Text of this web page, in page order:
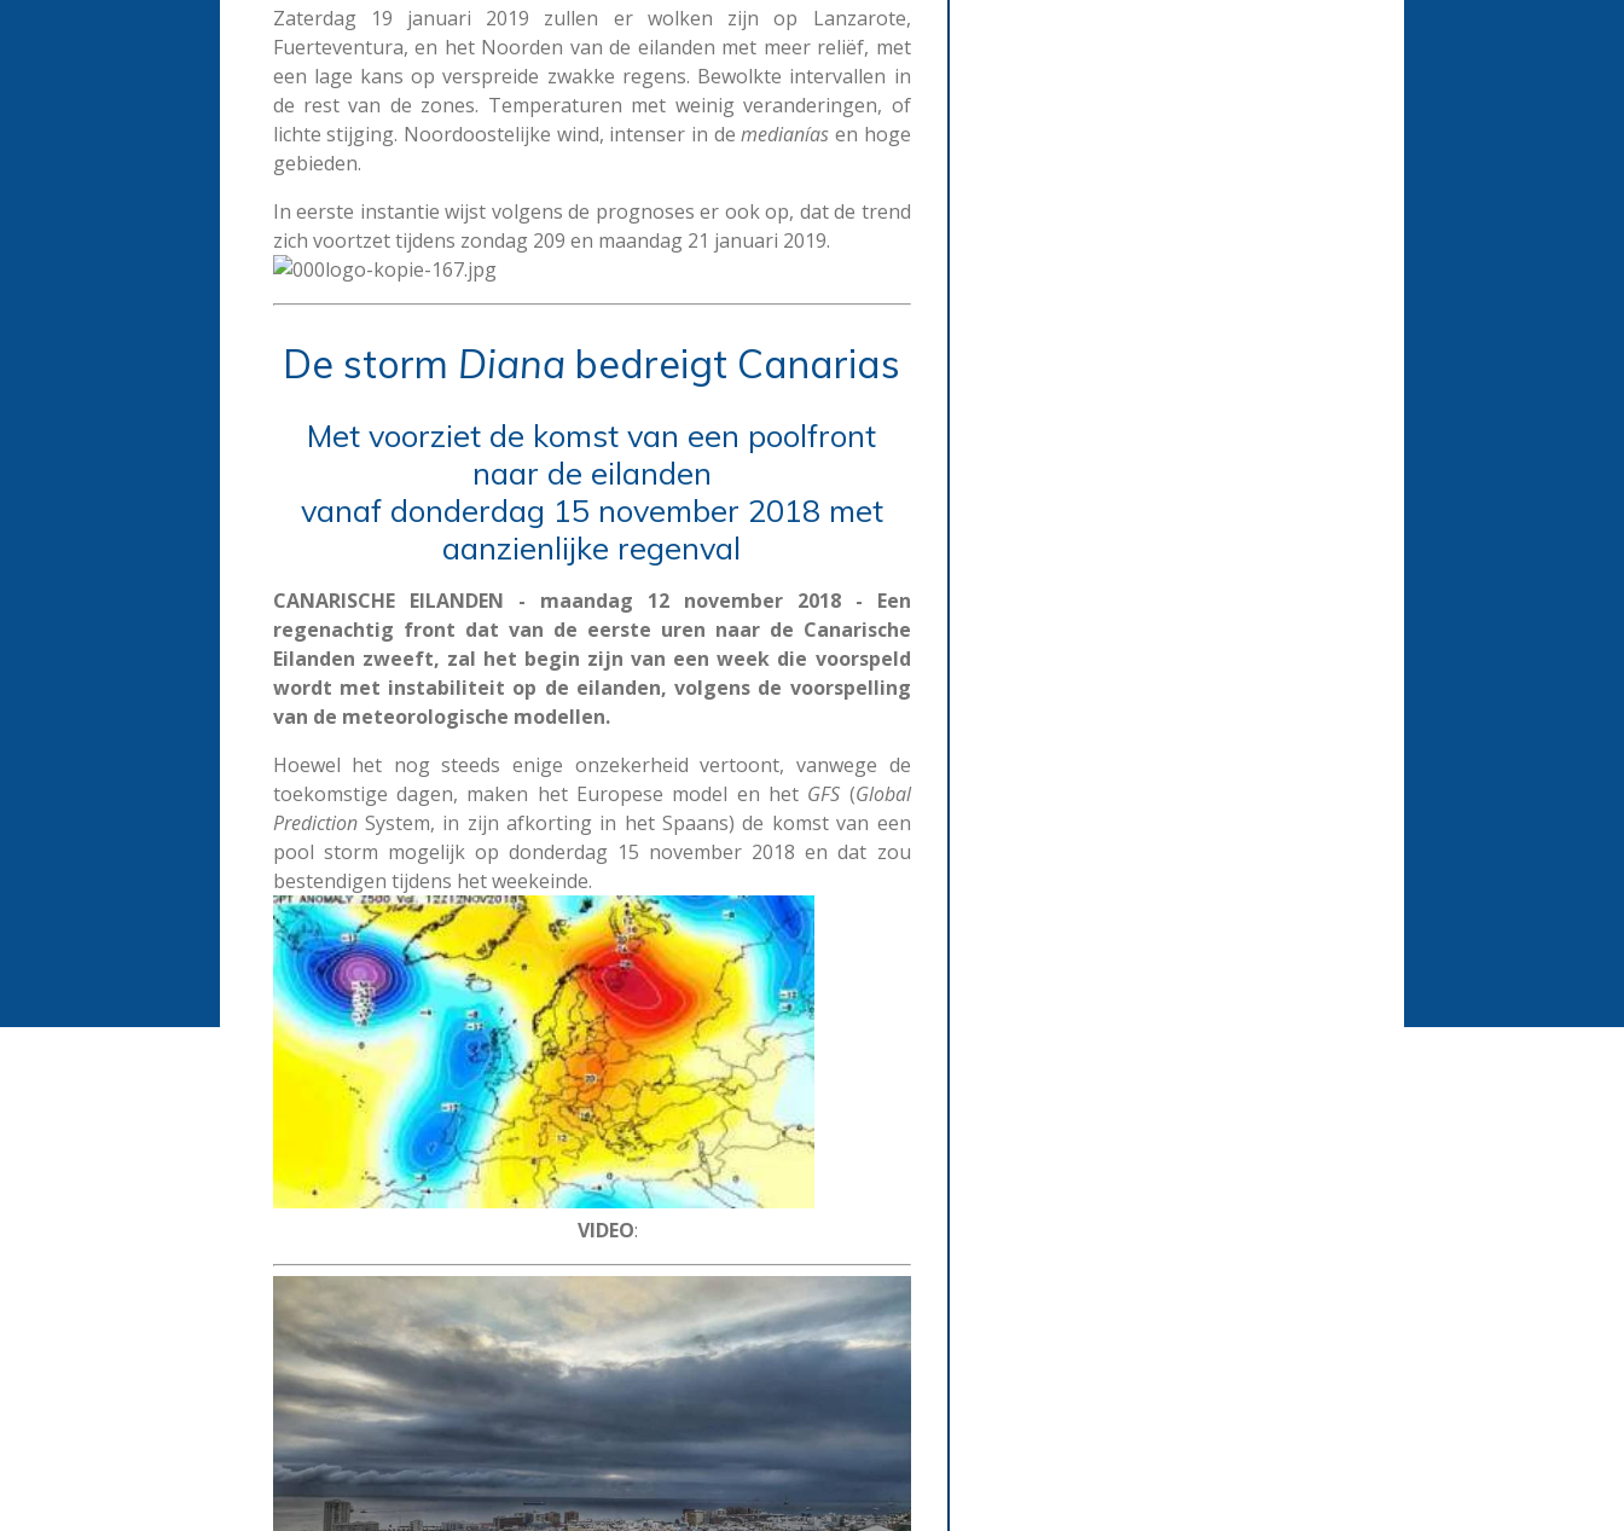
Zaterdag 19 januari 2019 zullen er wolken zijn op Lanzarote,
Fuerteventura, en het Noorden van de eilanden met meer reliëf, met
een lage kans op verspreide zwakke regens. Bewolkte intervallen in
de rest van de zones. Temperaturen met weinig veranderingen, of
lichte stijging. Noordoostelijke wind, intenser in demedianías en hoge
gebieden.
In eerste instantie wijst volgens de prognoses er ook op, dat de trend
zich voortzet tijdens zondag 209 en maandag 21 januari 2019.
De storm Diana bedreigt Canarias
Met voorziet de komst van een poolfront
naar de eilanden
vanaf donderdag 15 november 2018 met
aanzienlijke regenval
CANARISCHE EILANDEN - maandag 12 november 2018 - Een
regenachtig front dat van de eerste uren naar de Canarische
Eilanden zweeft, zal het begin zijn van een week die voorspeld
wordt met instabiliteit op de eilanden, volgens de voorspelling
van de meteorologische modellen.
Hoewel het nog steeds enige onzekerheid vertoont, vanwege de
toekomstige dagen, maken het Europese model en het GFS (Global
PredictionSystem, in zijn afkorting in het Spaans) de komst van een
pool storm mogelijk op donderdag 15 november 2018 en dat zou
bestendigen tijdens het weekeinde.
VIDEO: